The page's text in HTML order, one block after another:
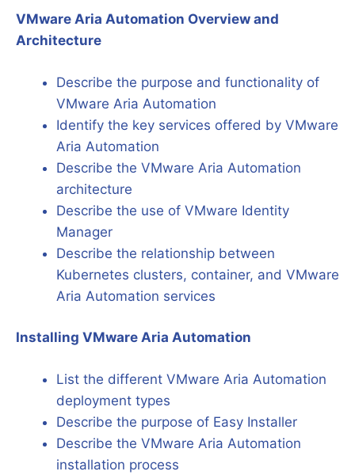
VMware Aria Automation Overview and
Architecture
Describe the purpose and functionality of
VMware Aria Automation
Identify the key services offered by VMware
Aria Automation
Describe the VMware Aria Automation
architecture
Describe the use of VMware Identity
Manager
Describe the relationship between
Kubernetes clusters, container, and VMware
Aria Automation services
Installing VMware Aria Automation
List the different VMware Aria Automation
deployment types
Describe the purpose of Easy Installer
Describe the VMware Aria Automation
installation process